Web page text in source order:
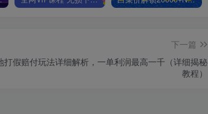
下一篇
打假赔付玩法详细解析，一单利润最高一千（详细揭秘
教程）